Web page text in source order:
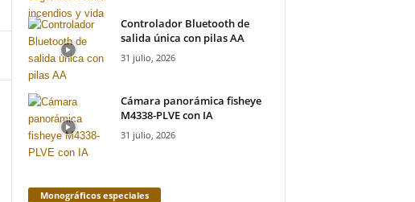
Controlador Bluetooth de
salida única con pilas AA
31 julio, 2026
Cámara panorámica fisheye
M4338-PLVE con IA
31 julio, 2026
Monográficos especiales